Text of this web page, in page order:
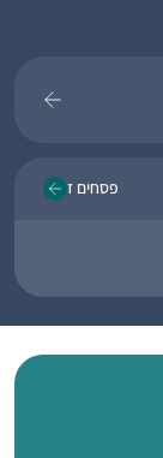
פסחים ז